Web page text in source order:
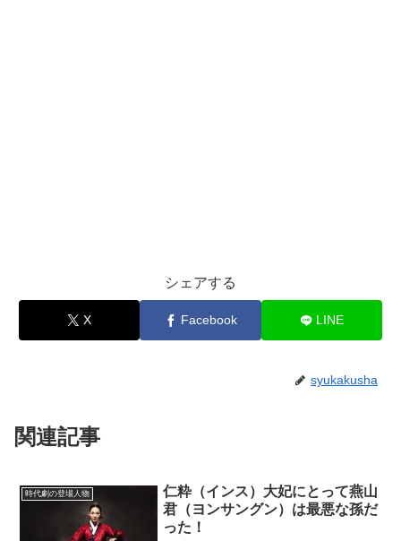
シェアする
X Facebook LINE
syukakusha
関連記事
時代劇の登場人物
仁粋（インス）大妃にとって燕山
君（ヨンサングン）は最悪な孫だ
った！